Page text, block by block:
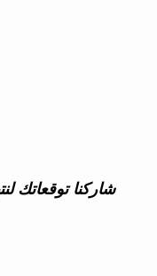
شاركنا توقعاتك